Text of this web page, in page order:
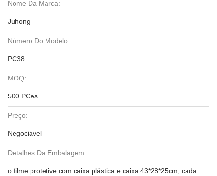
Nome Da Marca:
Juhong
Número Do Modelo:
PC38
MOQ:
500 PCes
Preço:
Negociável
Detalhes Da Embalagem:
o filme protetive com caixa plástica e caixa 43*28*25cm, cada